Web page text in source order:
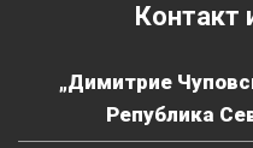
Контакт
„Димитрие
Република